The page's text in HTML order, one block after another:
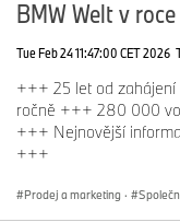
BMW Welt v
Tue Feb 24 11:47:00 CET 2026
+++ 25 let od
ročně +++ 280 000
+++ Nejnovější
+++
Prodej a marketing ·